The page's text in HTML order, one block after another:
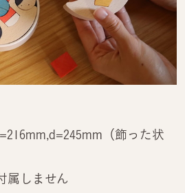
（飾った状
属しません